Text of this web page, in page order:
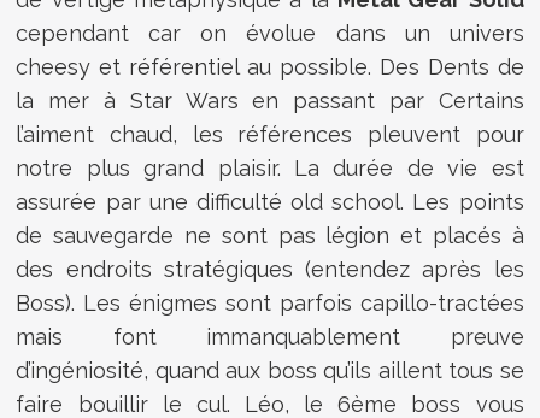
cependant car on évolue dans un univers
cheesy et référentiel au possible. Des Dents de
la mer à Star Wars en passant par Certains
l’aiment chaud, les références pleuvent pour
notre plus grand plaisir. La durée de vie est
assurée par une difficulté old school. Les points
de sauvegarde ne sont pas légion et placés à
des endroits stratégiques (entendez après les
Boss). Les énigmes sont parfois capillo-tractées
mais font immanquablement preuve
d’ingéniosité, quand aux boss qu’ils aillent tous se
faire bouillir le cul. Léo, le 6ème boss vous